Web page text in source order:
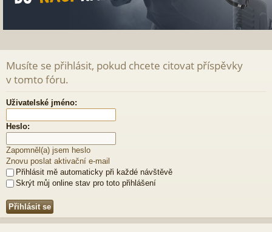
Musíte se přihlásit, pokud chcete citovat příspěvky
v tomto fóru.
Uživatelské jméno:
Heslo:
Zapomněl(a) jsem heslo
Znovu poslat aktivační e-mail
Přihlásit mě automaticky při každé návštěvě
Skrýt můj online stav pro toto přihlášení